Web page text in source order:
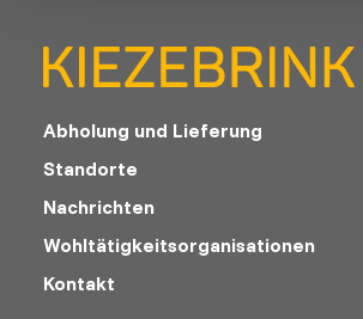
Abholung und Lieferung
Standorte
Nachrichten
Wohltätigkeitsorganisationen
Kontakt